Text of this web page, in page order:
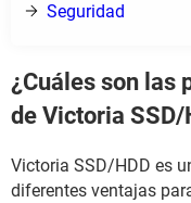
Seguridad
¿Cuáles son las
de Victoria SSD/
Victoria SSD/HDD es
diferentes ventajas